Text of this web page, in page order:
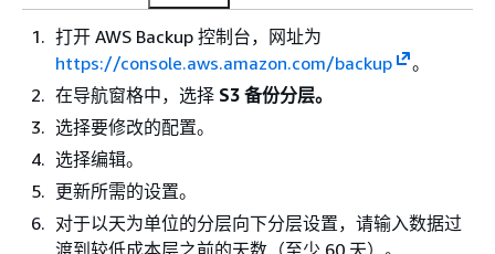
打开 AWS Backup 控制台，网址为
https://console.aws.amazon.com/backup
。
在导航窗格中，选择 S3 备份分层。
选择要修改的配置。
选择编辑。
更新所需的设置。
对于以天为单位的分层向下分层设置，请输入数据过
渡到较低成本层之前的天数（至少 60 天）。